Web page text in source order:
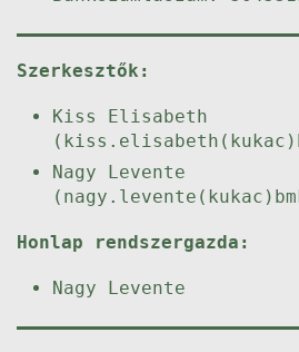
Szerkesztők:
Kiss Elisabeth
Nagy Levente
Honlap rendszergazda:
Nagy Levente